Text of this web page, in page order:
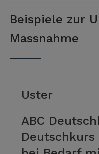
Beispiele zur
Massnahme
Uster
ABC
Deutschkurs